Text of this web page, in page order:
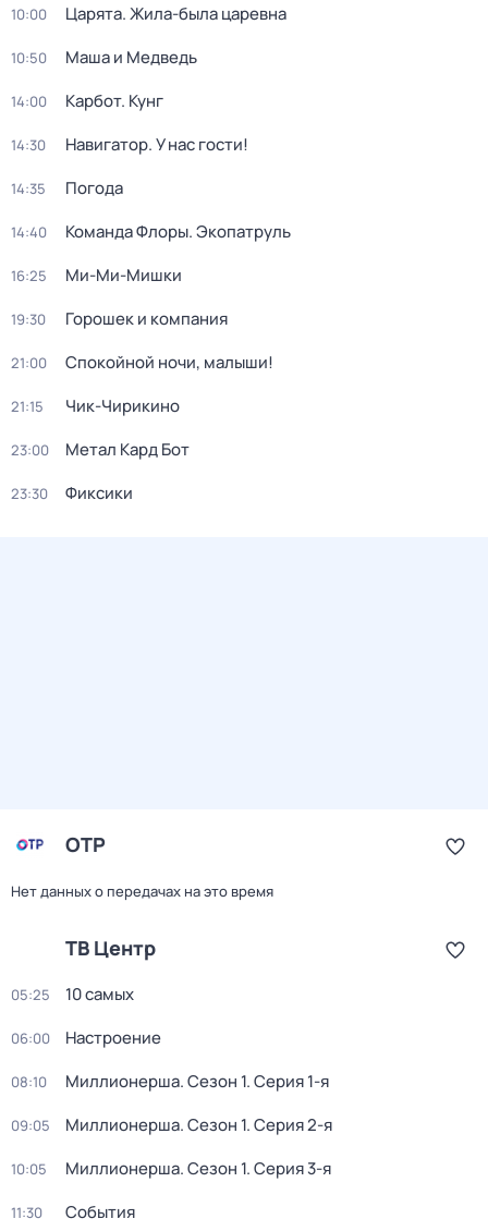
10:00 Царята. Жила-была царевна
10:50 Маша и Медведь
14:00 Карбот. Кунг
14:30 Навигатор. У нас гости!
14:35 Погода
14:40 Команда Флоры. Экопатруль
16:25 Ми-Ми-Мишки
19:30 Горошек и компания
21:00 Спокойной ночи, малыши!
21:15 Чик-Чирикино
23:00 Метал Кард Бот
23:30 Фиксики
ОТР
Нет данных о передачах на это время
ТВ Центр
05:25 10 самых
06:00 Настроение
08:10 Миллионерша. Сезон 1. Серия 1-я
09:05 Миллионерша. Сезон 1. Серия 2-я
10:05 Миллионерша. Сезон 1. Серия 3-я
11:30 События